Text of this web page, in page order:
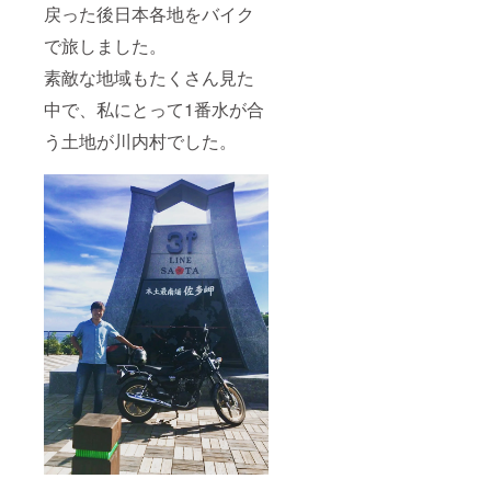
戻った後日本各地をバイク
で旅しました。
素敵な地域もたくさん見た
中で、私にとって1番水が合
う土地が川内村でした。